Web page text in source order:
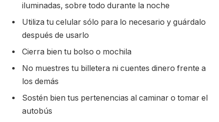
iluminadas, sobre todo durante la noche
Utiliza tu celular sólo para lo necesario y guárdalo
después de usarlo
Cierra bien tu bolso o mochila
No muestres tu billetera ni cuentes dinero frente a
los demás
Sostén bien tus pertenencias al caminar o tomar el
autobús